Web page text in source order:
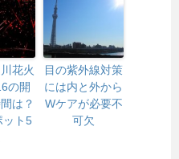
花火
の開
は？
ット5
目の紫外線対策
には内と外から
Wケアが必要不
可欠